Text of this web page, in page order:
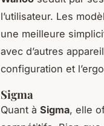
l’utilisateur. Les
une meilleure
avec d’autres
configuration et
Sigma
Quant à Sigma, elle